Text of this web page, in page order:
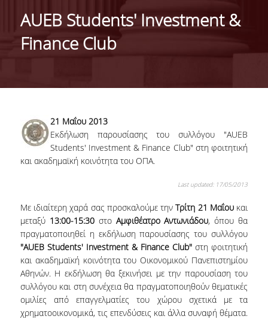
ΤΑΥΤΟΤΗΤΑ ΤΟΥ ΤΜΗΜΑΤΟΣ
ΑΠΟΣΤΟΛΗ ΤΟΥ ΤΜΗΜΑΤΟΣ
TESTIMONIALS ΔΙΑΚΡΙΣΕΩΝ
ΕΠΑΓΓΕΛΜΑΤΙΚΕΣ ΠΡΟΟΠΤΙΚΕΣ
ΠΡΟΓΡΑΜΜΑ ΥΠΟΤΡΟΦΙΩΝ
ΚΡΙΤΗΡΙΑ ΚΑΙ ΔΙΑΔΙΚΑΣΙΑ ΕΠΙΛΟΓΗΣ
ΕΡΓΑΣΤΗΡΙΑΚΗ ΥΠΟΔΟΜΗ
NEWSLETTERS
TESTIMONIALS
AUEB Students' Investment &
Finance Club
21 Μαΐου 2013
Εκδήλωση παρουσίασης του συλλόγου "AUEB
Students' Investment & Finance Club" στη φοιτητική
και ακαδημαϊκή κοινότητα του ΟΠΑ.
Last updated: 17/05/2013
Με ιδιαίτερη χαρά σας προσκαλούμε τηνΤρίτη 21 Μαΐου και
μεταξύ 13:00-15:30στο Αμφιθέατρο Αντωνιάδου, όπου θα
πραγματοποιηθεί η εκδήλωση παρουσίασης του συλλόγου
"AUEB Students' Investment & Finance Club" στη φοιτητική
και ακαδημαϊκή κοινότητα του Οικονομικού Πανεπιστημίου
Αθηνών. Η εκδήλωση θα ξεκινήσει με την παρουσίαση του
συλλόγου και στη συνέχεια θα πραγματοποιηθούν θεματικές
ομιλίες από επαγγελματίες του χώρου σχετικά με τα
χρηματοοικονομικά, τις επενδύσεις και άλλα συναφή θέματα.